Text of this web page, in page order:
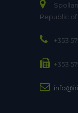
Republic of
+353
+353